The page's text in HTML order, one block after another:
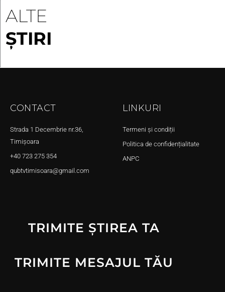
ALTE
ȘTIRI
CONTACT
Strada 1 Decembrie nr.36,
Timișoara
+40 723 275 354
qubtvtimisoara@gmail.com
LINKURI
Termeni și condiții
Politica de confidențialitate
ANPC
TRIMITE ȘTIREA TA
TRIMITE MESAJUL TĂU